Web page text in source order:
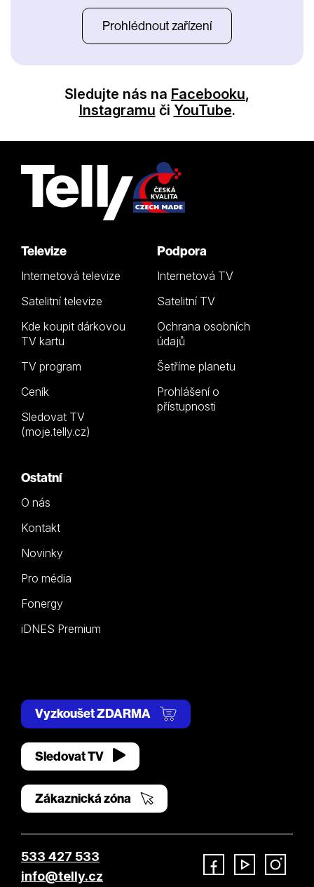
Prohlédnout zařízení
Sledujte nás na Facebooku,
Instagramu či YouTube.
Televize
Internetová televize
Satelitní televize
Kde koupit dárkovou
TV kartu
TV program
Ceník
Sledovat TV
(moje.telly.cz)
Podpora
Internetová TV
Satelitní TV
Ochrana osobních
údajů
Šetříme planetu
Prohlášení o
přístupnosti
Ostatní
O nás
Kontakt
Novinky
Pro média
Fonergy
iDNES Premium
Vyzkoušet ZDARMA
Sledovat TV
Zákaznická zóna
533 427 533
info@telly.cz